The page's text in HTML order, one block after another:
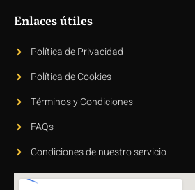
Enlaces útiles
Política de Privacidad
Política de Cookies
Términos y Condiciones
FAQs
Condiciones de nuestro servicio